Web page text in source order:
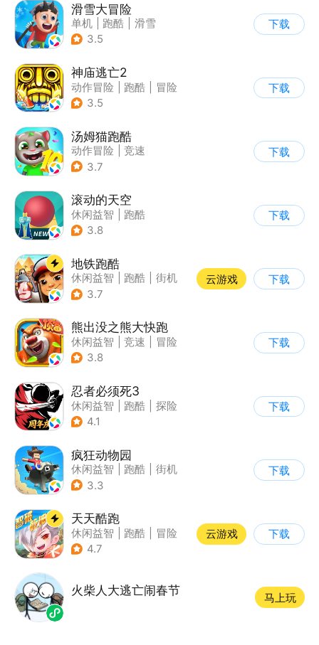
滑雪大冒险
单机 跑酷
滑雪
| 游道易
3.5
下载
神庙逃亡2
动作冒险 跑酷
冒险
| 欧美风
3.5
下载
汤姆猫跑酷
动作冒险
竞速
| 汤姆猫
3.7
下载
滚动的天空
休闲益智
跑酷
| 女性向
3.8
下载
地铁跑酷
休闲益智 跑酷
街机
| 创梦天地
3.7
云游戏 下载
熊出没之熊大快跑
休闲益智 竞速
冒险
| 熊出没
3.8
下载
忍者必须死3
休闲益智 跑酷
探险
| 和风
4.1
下载
疯狂动物园
休闲益智 跑酷
街机
| 像素风
3.3
下载
天天酷跑
休闲益智 跑酷
冒险
| 萌系
4.7
云游戏 下载
火柴人大逃亡闹春节
马上玩